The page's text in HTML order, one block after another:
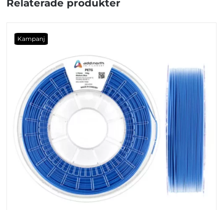
Relaterade produkter
Kampanj